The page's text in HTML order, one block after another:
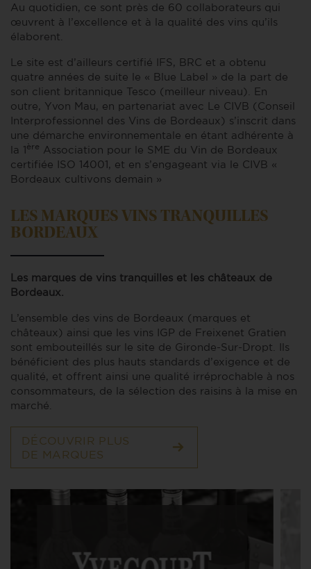
Au quotidien, ce sont près de 60 collaborateurs qui
œuvrent à l’excellence et à la qualité des vins qu’ils
élaborent.
Le site est d’ailleurs certifié IFS, BRC et a obtenu
quatre années de suite le « Blue Label » de la part de
son client britannique Tesco (meilleur niveau). En
outre, Yvon Mau, en partenariat avec Le CIVB (Conseil
Interprofessionnel des Vins de Bordeaux) s’inscrit dans
une démarche environnementale en étant adhérente à
la 1ère Association pour le SME du Vin de Bordeaux
certifiée ISO 14001, et en s’engageant via le CIVB «
Bordeaux cultivons demain »
LES MARQUES VINS TRANQUILLES
BORDEAUX
Les marques de vins tranquilles et les châteaux de
Bordeaux.
L’ensemble des vins de Bordeaux (marques et
châteaux) ainsi que les vins IGP de Freixenet Gratien
sont embouteillés sur le site de Gironde-Sur-Dropt. Ils
bénéficient des plus hauts standards d’exigence et de
qualité, et offrent ainsi une qualité irréprochable à nos
consommateurs, de la sélection des raisins à la mise en
marché.
DÉCOUVRIR PLUS
DE MARQUES